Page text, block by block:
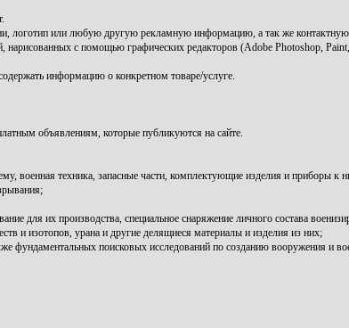
логотип или любую другую рекламную информацию, а так же
с помощью графических редакторов (Adobe Photoshop,
информацию о конкретном товаре/услуге.
объявлениям, которые публикуются на сайте.
военная техника, запасные части, комплектующие изделия и приборы к
для их производства, специальное снаряжение личного состава
и изотопов, урана и другие делящиеся материалы и изделия из них;
фундаментальных поисковых исследований по созданию вооружения и